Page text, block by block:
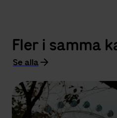
Fler i samma
Se alla